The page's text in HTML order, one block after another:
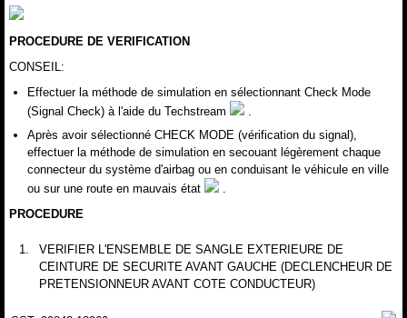
PROCEDURE DE VERIFICATION
CONSEIL:
Effectuer la méthode de simulation en sélectionnant Check Mode
(Signal Check) à l'aide du Techstream
Après avoir sélectionné CHECK MODE (vérification du signal),
effectuer la méthode de simulation en secouant légèrement chaque
connecteur du système d'airbag ou en conduisant le véhicule en ville
ou sur une route en mauvais état
PROCEDURE
1.
VERIFIER L'ENSEMBLE DE SANGLE EXTERIEURE DE
CEINTURE DE SECURITE AVANT GAUCHE (DECLENCHEUR DE
PRETENSIONNEUR AVANT COTE CONDUCTEUR)